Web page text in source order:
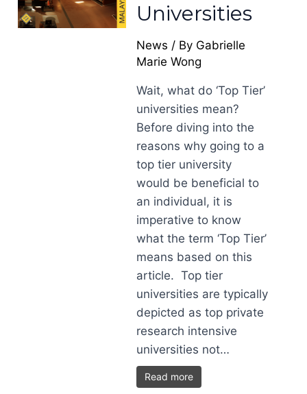
Universities
News / By Gabrielle
Marie Wong
Wait, what do ‘Top Tier’
universities mean?
Before diving into the
reasons why going to a
top tier university
would be beneficial to
an individual, it is
imperative to know
what the term ‘Top Tier’
means based on this
article. Top tier
universities are typically
depicted as top private
research intensive
universities not…
Read more